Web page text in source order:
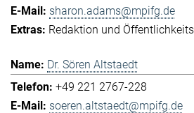
sharon.adams@mpifg.de
Redaktion und
Dr. Sören Altstaedt
+49 221 2767-228
soeren.altstaedt@mpifg.de